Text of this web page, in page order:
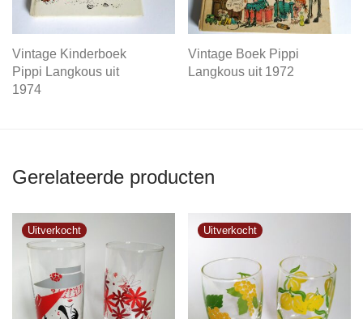
Vintage Kinderboek
Pippi Langkous uit
1974
Vintage Boek Pippi
Langkous uit 1972
Gerelateerde producten